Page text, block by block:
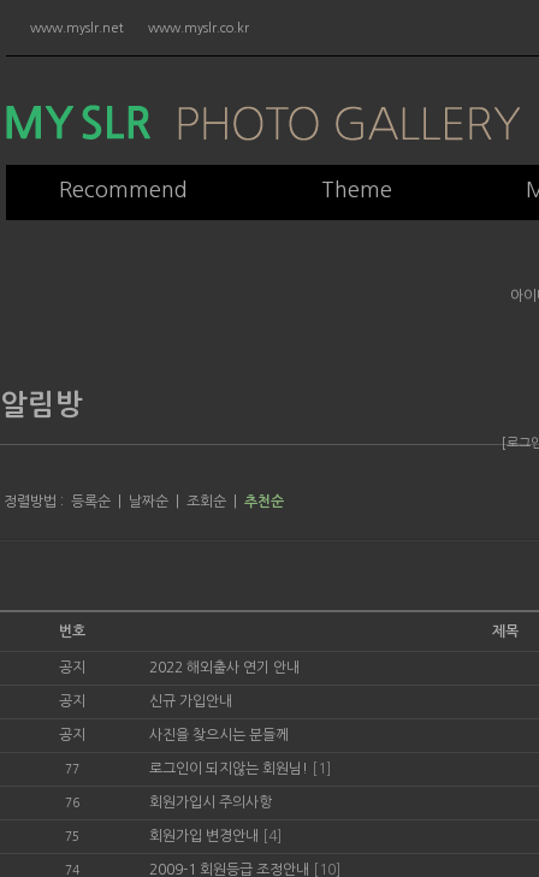
www.myslr.net www.myslr.co.kr
Recommend Theme
아이
알림방
정렬방법 : 등록순 날짜순 조회순 추천순
[로그
번호 제목
공지 2022 해외출사 연기 안내
공지 신규 가입안내
공지 사진을 찾으시는 분들께
77 로그인이 되지않는 회원님! [1]
76 회원가입시 주의사항
75 회원가입 변경안내 [4]
74 2009-1 회원등급 조정안내 [10]